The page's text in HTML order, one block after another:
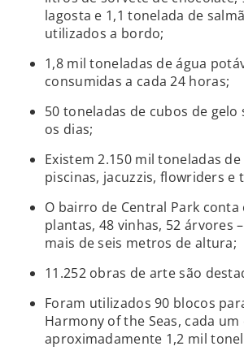
lagosta e 1,1 tonelada de
utilizados a bordo;
1,8 mil toneladas de água
consumidas a cada 24 horas;
50 toneladas de cubos de gelo
os dias;
Existem 2.150 mil toneladas
piscinas, jacuzzis, flowriders e
O bairro de Central Park conta
plantas, 48 vinhas, 52 árvores
mais de seis metros de altura;
11.252 obras de arte são
Foram utilizados 90 blocos
Harmony of the Seas, cada
aproximadamente 1,2 mil